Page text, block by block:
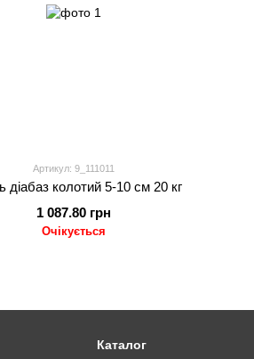
Артикул: 9_111011
діабаз колотий 5-10 см 20 кг
1 087.80 грн
Очікується
Каталог